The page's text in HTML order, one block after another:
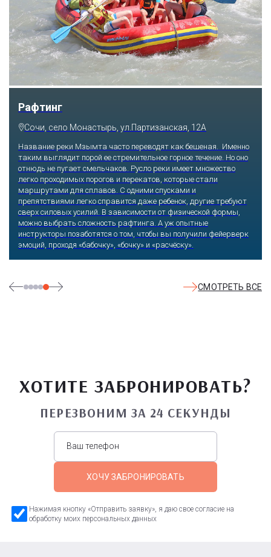
Скайпарк
Сочи, с. Казачий брод, ул. Краснофлотская, 54а
Побороться со страхом высоты и набраться массу впечатлений
получится, если отправиться по самому длинному подвесному
пешеходному мосту, который буквально парит в воздухе на
высоте 218 метров над землей. Отсюда открываются виды на
Ахштырское ущелье и заснеженные Кавказские горы. Те, кто
посмелее, прыгают на резинке с 207 или 69 метров, катаются
на скоростном троллее. Остудить экстремальный пыл
помогает уютная атмосфера ресторана.
СМОТРЕТЬ ВСЕ
ХОТИТЕ ЗАБРОНИРОВАТЬ?
ПЕРЕЗВОНИМ ЗА 24 СЕКУНДЫ
ХОЧУ ЗАБРОНИРОВАТЬ
Нажимая кнопку «Отправить заявку», я даю свое согласие на
обработку моих персональных данных